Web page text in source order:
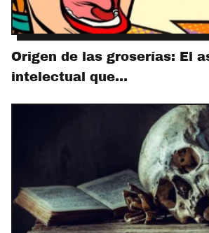
Origen de las groserías: El
intelectual que…